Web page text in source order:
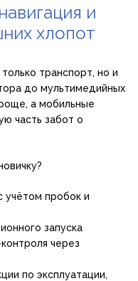
и
хлопот
транспорт, но и
до мультимедийных
а мобильные
часть забот о
учётом пробок и
запуска
через
по эксплуатации,